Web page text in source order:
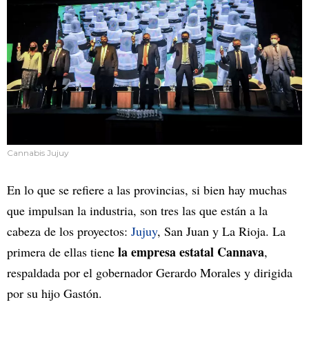
Cannabis Jujuy
En lo que se refiere a las provincias, si bien hay muchas
que impulsan la industria, son tres las que están a la
cabeza de los proyectos: Jujuy, San Juan y La Rioja. La
primera de ellas tiene la empresa estatal Cannava,
respaldada por el gobernador Gerardo Morales y dirigida
por su hijo Gastón.